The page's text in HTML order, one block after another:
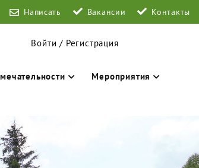
Написать Вакансии Контакты
Войти / Регистрация
Мероприятия